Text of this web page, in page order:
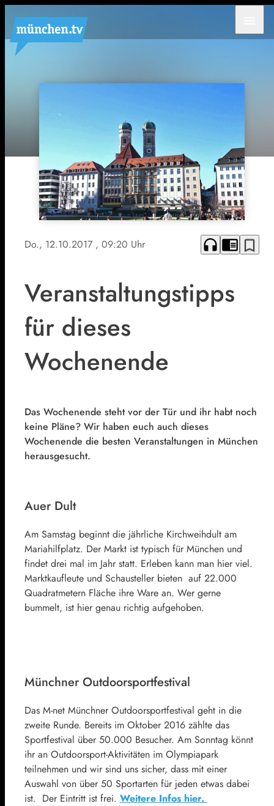
Do., 12.10.2017 , 09:20 Uhr headphones chrome_reader_mode bookmark_border
Veranstaltungstipps
für dieses
Wochenende
Das Wochenende steht vor der Tür und ihr habt noch
keine Pläne? Wir haben euch auch dieses
Wochenende die besten Veranstaltungen in München
herausgesucht.
Auer Dult
Am Samstag beginnt die jährliche Kirchweihdult am
Mariahilfplatz. Der Markt ist typisch für München und
findet drei mal im Jahr statt. Erleben kann man hier viel.
Marktkaufleute und Schausteller bieten auf 22.000
Quadratmetern Fläche ihre Ware an. Wer gerne
bummelt, ist hier genau richtig aufgehoben.
Münchner Outdoorsportfestival
Das M-net Münchner Outdoorsportfestival geht in die
zweite Runde. Bereits im Oktober 2016 zählte das
Sportfestival über 50.000 Besucher. Am Sonntag könnt
ihr an Outdoorsport-Aktivitäten im Olympiapark
teilnehmen und wir sind uns sicher, dass mit einer
Auswahl von über 50 Sportarten für jeden etwas dabei
ist. Der Eintritt ist frei. Weitere Infos hier.